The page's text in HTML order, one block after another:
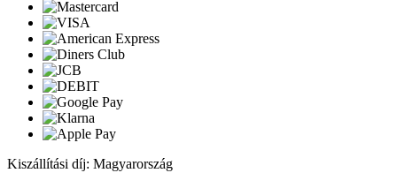
Kiszállítási díj: Magyarország